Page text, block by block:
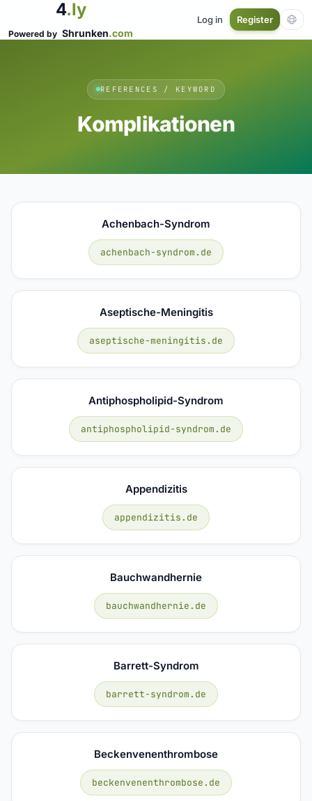
4.ly
Powered by Shrunken.com
Log in Register
REFERENCES / KEYWORD
Komplikationen
Achenbach-Syndrom
achenbach-syndrom.de
Aseptische-Meningitis
aseptische-meningitis.de
Antiphospholipid-Syndrom
antiphospholipid-syndrom.de
Appendizitis
appendizitis.de
Bauchwandhernie
bauchwandhernie.de
Barrett-Syndrom
barrett-syndrom.de
Beckenvenenthrombose
beckenvenenthrombose.de